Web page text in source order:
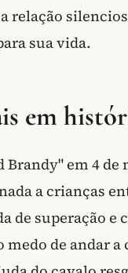
relação
sua vida.
em
em 4 de
a crianças
de superação e
de andar a